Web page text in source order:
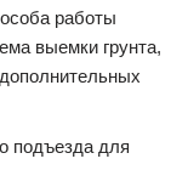
работы
выемки грунта,
подъезда для